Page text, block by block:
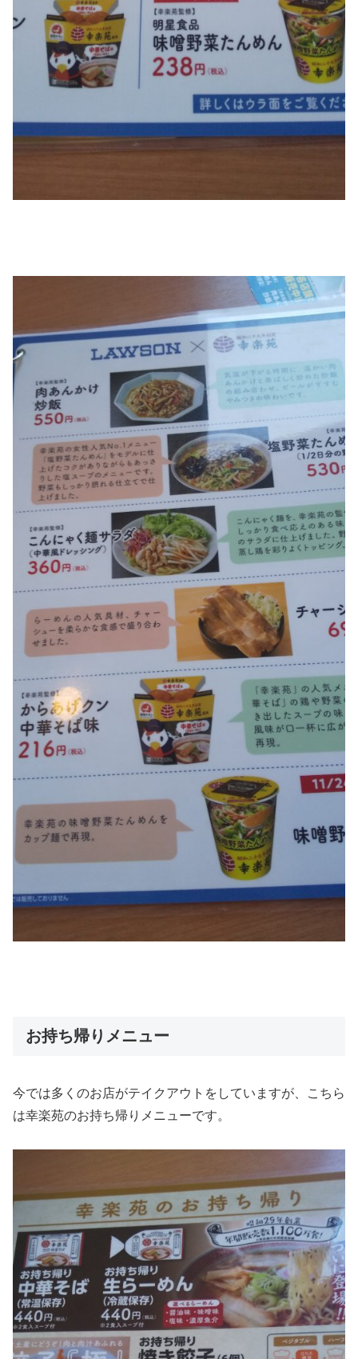
お持ち帰りメニュー
今では多くのお店がテイクアウトをしていますが、こちら
は幸楽苑のお持ち帰りメニューです。